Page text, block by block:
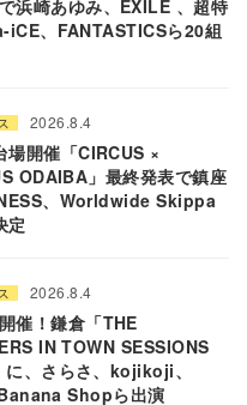
浜崎あゆみ、EXILE 、超特
iCE、FANTASTICSら20組
2026.8.4
場開催「CIRCUS ×
ODAIBA」最終発表で鎮座
、Worldwide Skippa
定
2026.8.4
催！鎌倉「THE
IN TOWN SESSIONS
、さらさ、kojikoji、
Shopら出演